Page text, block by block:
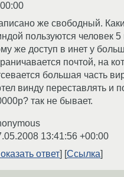
же свободный.
пользуются человек 5
же доступ в инет у
почтой, на
большая часть
винду переставлять и
так не бывает.
13:41:56 +00:00
ответ
Ссылка